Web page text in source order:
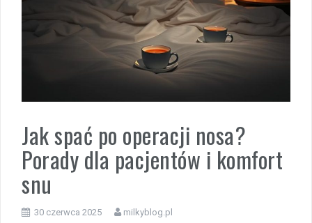
Jak spać po operacji nosa?
Porady dla pacjentów i komfort
snu
30 czerwca 2025 milkyblog.pl